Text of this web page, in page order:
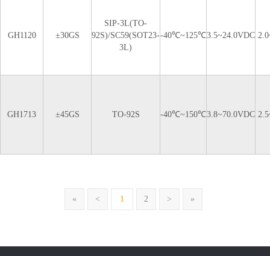
GH1120 ±30GS
SIP-3L(TO-
92S)/SC59(SOT23-
3L)
-40℃~125℃3.5~24.0VDC
GH1713 ±45GS TO-92S -40℃~150℃3.8~70.0VDC
« < 1 2 > »